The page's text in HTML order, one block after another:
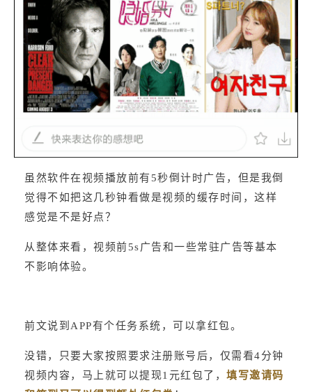
虽然软件在视频播放前有5秒倒计时广告，但是我倒
觉得不如把这几秒钟看做是视频的缓存时间，这样
感觉是不是好点？
从整体来看，视频前5s广告和一些常驻广告等基本
不影响体验。
前文说到APP有个任务系统，可以拿红包。
没错，只要大家按照要求注册账号后，仅需看4分钟
视频内容，马上就可以提现1元红包了， 填写邀请码